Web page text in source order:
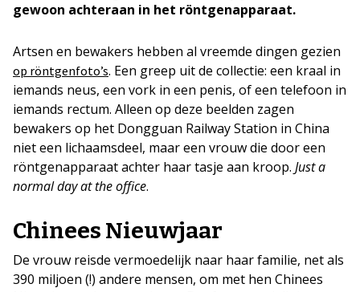
gewoon achteraan in het röntgenapparaat.
Artsen en bewakers hebben al vreemde dingen gezien
op röntgenfoto’s. Een greep uit de collectie: een kraal in
iemands neus, een vork in een penis, of een telefoon in
iemands rectum. Alleen op deze beelden zagen
bewakers op het Dongguan Railway Station in China
niet een lichaamsdeel, maar een vrouw die door een
röntgenapparaat achter haar tasje aan kroop. Just a
normal day at the office.
Chinees Nieuwjaar
De vrouw reisde vermoedelijk naar haar familie, net als
390 miljoen (!) andere mensen, om met hen Chinees